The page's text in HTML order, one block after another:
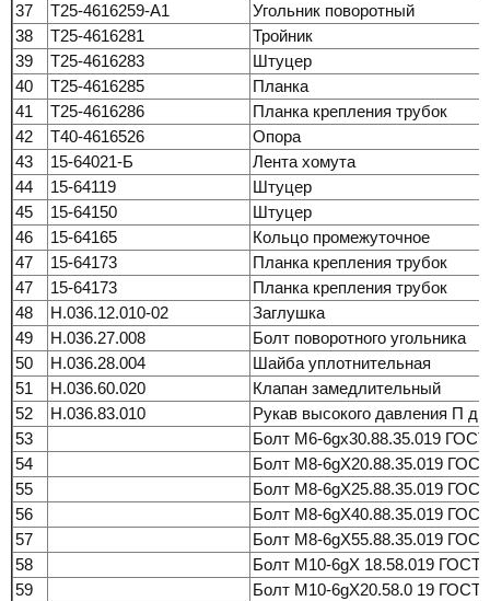
37
Т25-4616259-А1
Угольник поворотный
38
Т25-4616281
Тройник
39
Т25-4616283
Штуцер
40
Т25-4616285
Планка
41
Т25-4616286
Планка крепления трубок
42
Т40-4616526
Опора
43
15-64021-Б
Лента хомута
44
15-64119
Штуцер
45
15-64150
Штуцер
46
15-64165
Кольцо промежуточное
47
15-64173
Планка крепления трубок
47
15-64173
Планка крепления трубок
48
Н.036.12.010-02
Заглушка
49
Н.036.27.008
Болт поворотного угольника
50
Н.036.28.004
Шайба уплотнительная
51
Н.036.60.020
Клапан замедлительный
52
Н.036.83.010
Рукав высокого давления П
53
Болт М6-6gх30.88.35.019 ГОСТ
54
Болт М8-6gХ20.88.35.019
55
Болт М8-6gХ25.88.35.019
56
Болт М8-6gХ40.88.35.019
57
Болт М8-6gХ55.88.35.019
58
Болт М10-6gХ 18.58.019 ГОСТ
59
Болт М10-6gХ20.58.0 19 ГОСТ